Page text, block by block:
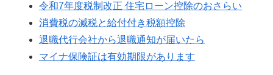
令和7年度税制改正 住宅ローン控除のおさらい
消費税の減税と給付付き税額控除
退職代行会社から退職通知が届いたら
マイナ保険証は有効期限があります